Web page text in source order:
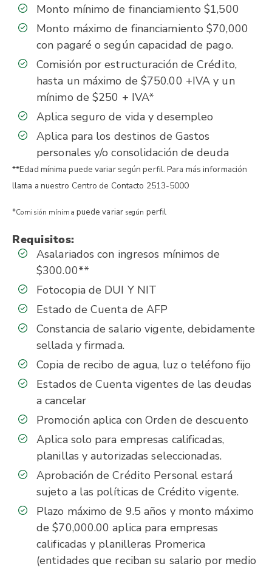
Monto mínimo de financiamiento $1,500
Monto máximo de financiamiento $70,000
con pagaré o según capacidad de pago.
Comisión por estructuración de Crédito,
hasta un máximo de $750.00 +IVA y un
mínimo de $250 + IVA*
Aplica seguro de vida y desempleo
Aplica para los destinos de Gastos
personales y/o consolidación de deuda
**Edad mínima puede variar según perfil. Para más información
llama a nuestro Centro de Contacto 2513-5000
*Comisión mínima puede variar según perfil
Requisitos:
Asalariados con ingresos mínimos de
$300.00**
Fotocopia de DUI Y NIT
Estado de Cuenta de AFP
Constancia de salario vigente, debidamente
sellada y firmada.
Copia de recibo de agua, luz o teléfono fijo
Estados de Cuenta vigentes de las deudas
a cancelar
Promoción aplica con Orden de descuento
Aplica solo para empresas calificadas,
planillas y autorizadas seleccionadas.
Aprobación de Crédito Personal estará
sujeto a las políticas de Crédito vigente.
Plazo máximo de 9.5 años y monto máximo
de $70,000.00 aplica para empresas
calificadas y planilleras Promerica
(entidades que reciban su salario por medio